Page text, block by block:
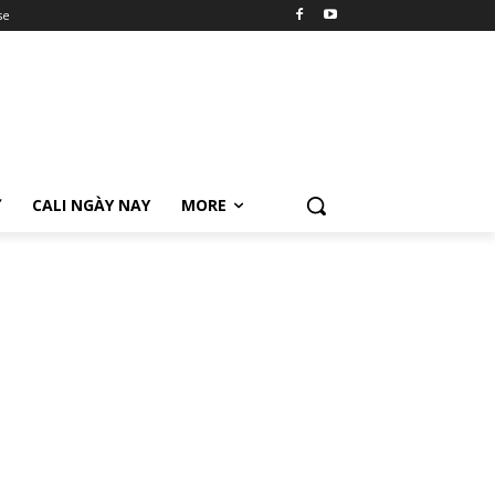
CALI NGÀY NAY MORE